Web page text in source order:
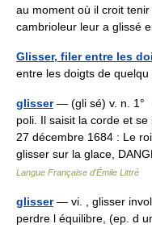
au moment où il croit
cambrioleur leur a glissé
Glisser, filer entre les
entre les doigts de
glisser— (gli sé) v. n. 1°
poli. Il saisit la corde et
27 décembre 1684 : Le
glisser sur la glace,
Langue Française d'Émile Littré
glisser— vi. , glisser
perdre l équilibre, (ep. d